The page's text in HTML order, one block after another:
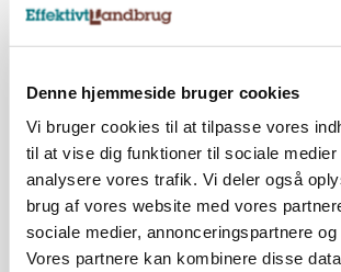
Denne hjemmeside bruger cookies
Vi bruger cookies til at tilpasse vores
til at vise dig funktioner til sociale medier
analysere vores trafik. Vi deler også
brug af vores website med vores
sociale medier, annonceringspartnere
Vores partnere kan kombinere disse
MARKEDSFOKUS
presser markedet